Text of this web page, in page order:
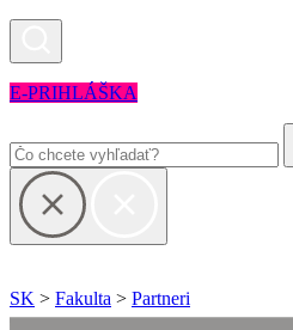
E-PRIHLÁŠKA
SK > Fakulta > Partneri